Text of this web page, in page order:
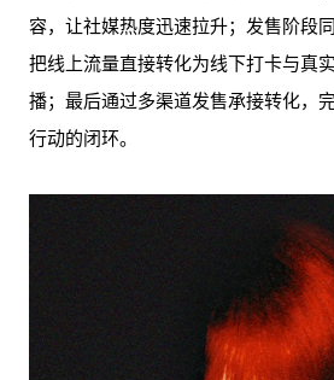
容，让社媒热度迅速拉升；发售阶段
把线上流量直接转化为线下打卡与真
播；最后通过多渠道发售承接转化，
行动的闭环。